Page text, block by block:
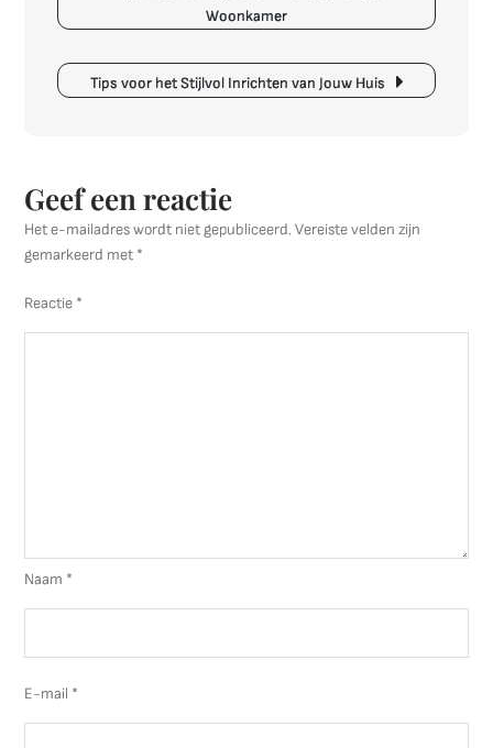
van
Woonkamer
Tips voor het Stijlvol Inrichten van Jouw Huis
Geef een reactie
Het e-mailadres wordt niet gepubliceerd. Vereiste velden zijn
gemarkeerd met *
Reactie *
Naam *
E-mail *